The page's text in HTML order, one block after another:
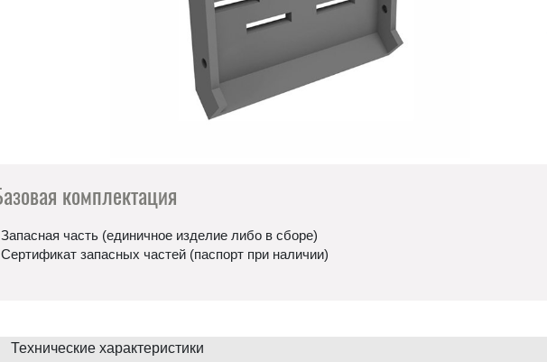
комплектация
Запасная часть (единичное изделие либо в сборе)
Сертификат запасных частей (паспорт при наличии)
Технические характеристики